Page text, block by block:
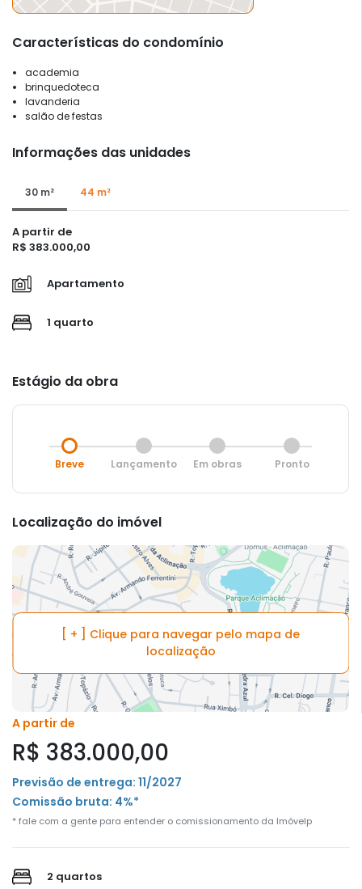
Características do condomínio
academia
brinquedoteca
lavanderia
salão de festas
Informações das unidades
30 m² 44 m²
A partir de
R$ 383.000,00
Apartamento
1 quarto
Estágio da obra
Breve Lançamento Em obras Pronto
Localização do imóvel
[ + ] Clique para navegar pelo mapa de
localização
A partir de
R$ 383.000,00
Previsão de entrega: 11/2027
Comissão bruta: 4%*
* fale com a gente para entender o comissionamento da Imóvelp
2 quartos